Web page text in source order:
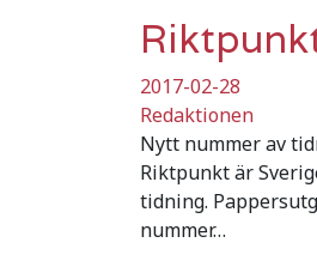
2017-02-28
Redaktionen
Nytt nummer av
Riktpunkt är
tidning.
nummer…